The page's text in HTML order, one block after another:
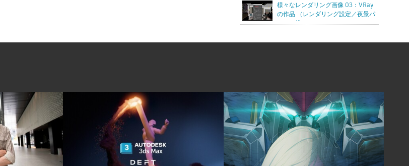
様々なレンダリング画像 03：VRay
の作品 （レンダリング設定／夜景パ
ースを描く）